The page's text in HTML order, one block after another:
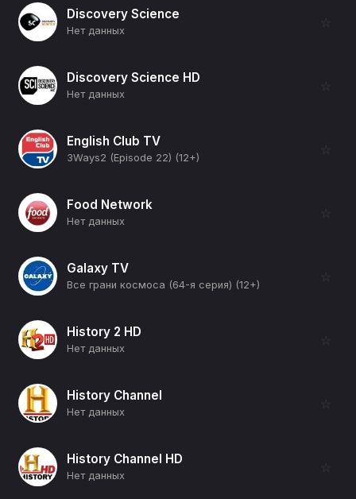
Discovery Science
Нет данных
☆
Discovery Science HD
Нет данных
☆
English Club TV
3Ways2 (Episode 22) (12+)
☆
Food Network
Нет данных
☆
Galaxy TV
Все грани космоса (64-я серия) (12+)
☆
History 2 HD
Нет данных
☆
History Channel
Нет данных
☆
History Channel HD
Нет данных
☆